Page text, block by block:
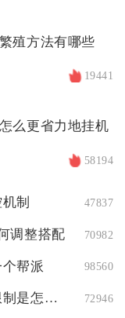
殖方法有哪些
19441
么更省力地挂机
58194
制 47837
调整搭配 70982
帮派 98560
参观光遇禁阁顶层秘境的时间限制是怎样的 72946